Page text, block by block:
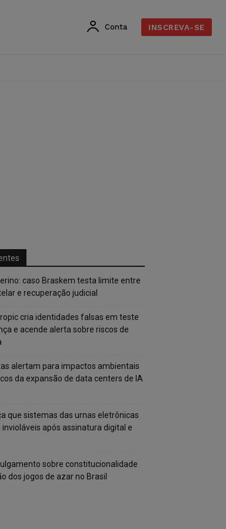
Conta INSCREVA-SE
caso Braskem testa limite entre
e recuperação judicial
cria identidades falsas em teste
e acende alerta sobre riscos de
alertam para impactos ambientais
da expansão de data centers de IA
que sistemas das urnas eletrônicas
invioláveis após assinatura digital e
sobre constitucionalidade
dos jogos de azar no Brasil